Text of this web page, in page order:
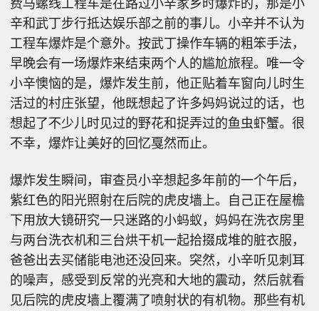
辛和武丁步行抵达娱乐部之前的事儿。小辛并不认为
工程车爆炸是个意外。按武丁操作车辆的粗笨手法，
早晚会有一场爆炸来结束两个人的尴尬旅程。唯一令
小辛懊恼的是，爆炸发生前，他正贴着车窗向儿时生
活过的村庄张望，他既想起了许多妈妈说过的话，也
想起了不少儿时见过的野花和捉弄过的鱼虫虾蟹。很
不幸，爆炸让美好的回忆戛然而止。
爆炸发生瞬间，审查员小辛想起多年前的一个午后，
紫红色的阳光照射在后院的虎皮墙上。自己正在屋檐
下用放大镜研究一只迷路的小蚂蚁，妈妈在洗衣房里
与两台洗衣机和三台烘干机一起拾掇成堆的脏衣服，
爸爸出去买储能电池还没回来。突然，小辛听见刺耳
的噪声，感受到反常的光亮和大地的震动，然后就看
见后院的虎皮墙上覆满了喷射状的有机物。那些有机